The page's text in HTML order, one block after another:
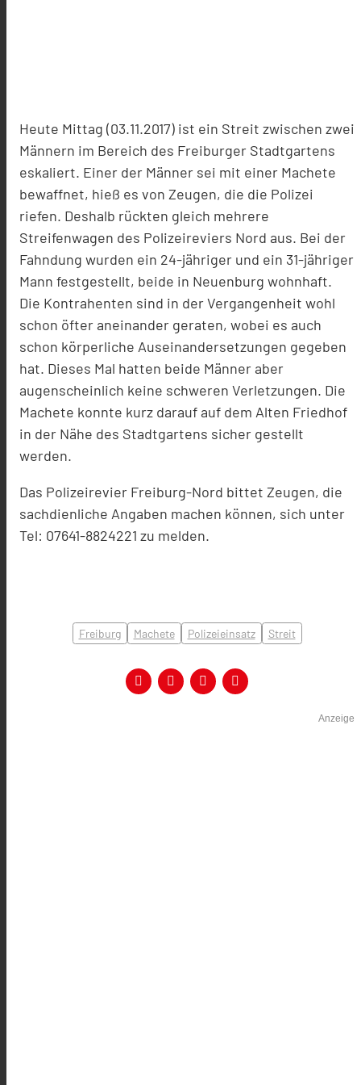
Heute Mittag (03.11.2017) ist ein Streit zwischen zwei
Männern im Bereich des Freiburger Stadtgartens
eskaliert. Einer der Männer sei mit einer Machete
bewaffnet, hieß es von Zeugen, die die Polizei
riefen. Deshalb rückten gleich mehrere
Streifenwagen des Polizeireviers Nord aus. Bei der
Fahndung wurden ein 24-jähriger und ein 31-jähriger
Mann festgestellt, beide in Neuenburg wohnhaft.
Die Kontrahenten sind in der Vergangenheit wohl
schon öfter aneinander geraten, wobei es auch
schon körperliche Auseinandersetzungen gegeben
hat. Dieses Mal hatten beide Männer aber
augenscheinlich keine schweren Verletzungen. Die
Machete konnte kurz darauf auf dem Alten Friedhof
in der Nähe des Stadtgartens sicher gestellt
werden.
Das Polizeirevier Freiburg-Nord bittet Zeugen, die
sachdienliche Angaben machen können, sich unter
Tel: 07641-8824221 zu melden.
Freiburg Machete Polizeieinsatz Streit
Anzeige